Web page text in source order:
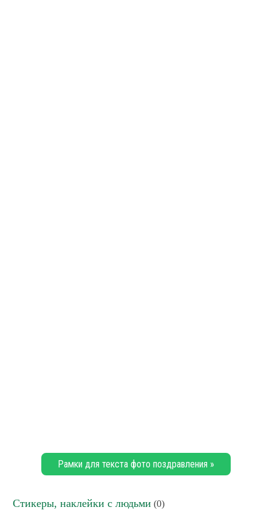
Рамки для текста фото поздравления »
Стикеры, наклейки с людьми (0)